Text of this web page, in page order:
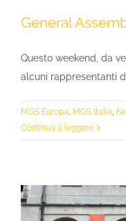
General
Questo weekend, da
alcuni rappresentanti
MGS Europa MGS Italia
Continua a leggere